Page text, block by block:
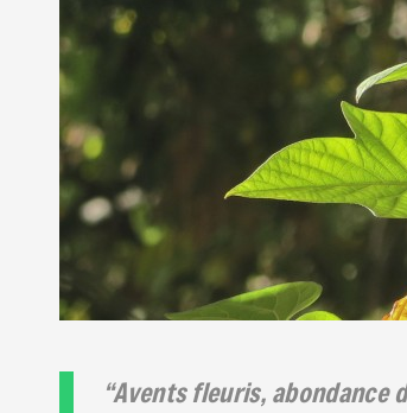
Avents fleuris, abondance